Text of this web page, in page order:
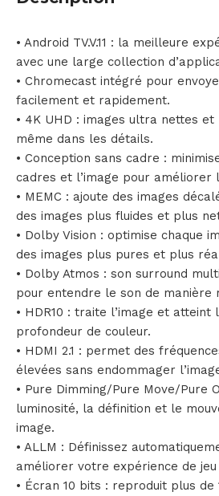
• Android TV.V.11 : la meilleure
avec une large collection
• Chromecast intégré pour
facilement et rapidement.
• 4K UHD : images ultra nettes et
même dans les détails.
• Conception sans cadre :
cadres et l’image pour améliorer
• MEMC : ajoute des images
des images plus fluides et plus
• Dolby Vision : optimise chaque
des images plus pures et plus
• Dolby Atmos : son surround
pour entendre le son de manière
• HDR10 : traite l’image et atteint
profondeur de couleur.
• HDMI 2.1 : permet des
élevées sans endommager
• Pure Dimming/Pure Move/Pure
luminosité, la définition et le
image.
• ALLM : Définissez
améliorer votre expérience de
• Écran 10 bits : reproduit plus de